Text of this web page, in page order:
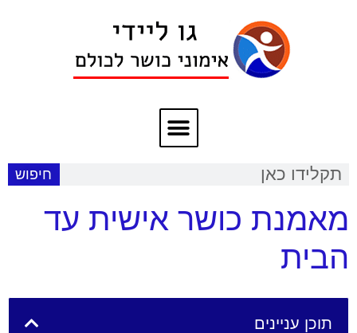
חיפוש
מאמנת כושר אישית עד
הבית
תוכן עניינים